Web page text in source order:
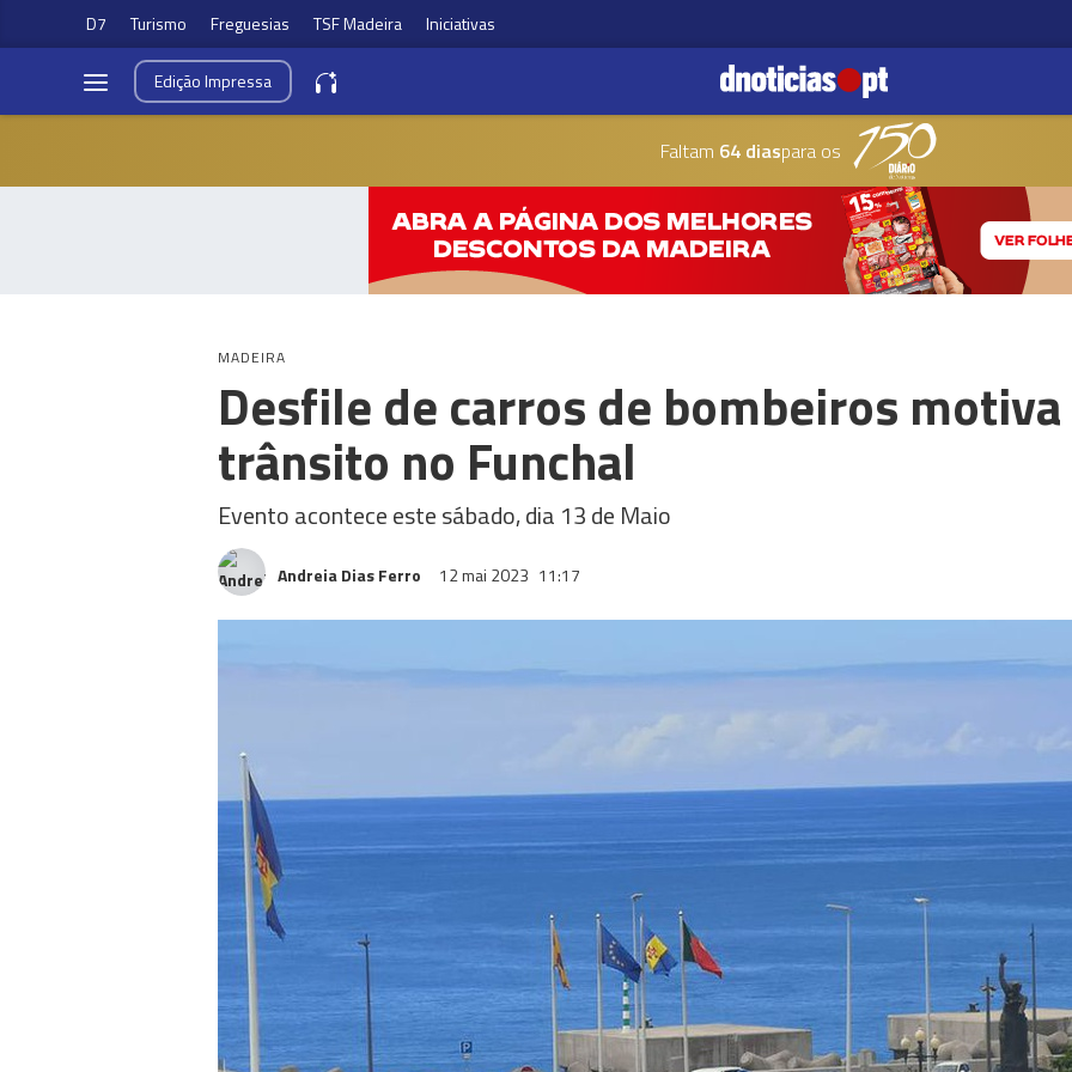
D7 Turismo Freguesias TSF Madeira Iniciativas
EdiçãoImpressa
Faltam 64 diaspara os
MADEIRA
Desfile de carros de bombeiros
trânsito no Funchal
Evento acontece este sábado, dia 13 de Maio
Andreia Dias Ferro 12 mai 2023 11:17